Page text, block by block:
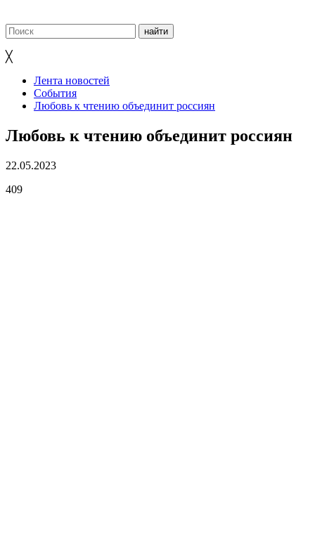
╳
Лента новостей
События
Любовь к чтению объединит россиян
Любовь к чтению объединит россиян
22.05.2023
409